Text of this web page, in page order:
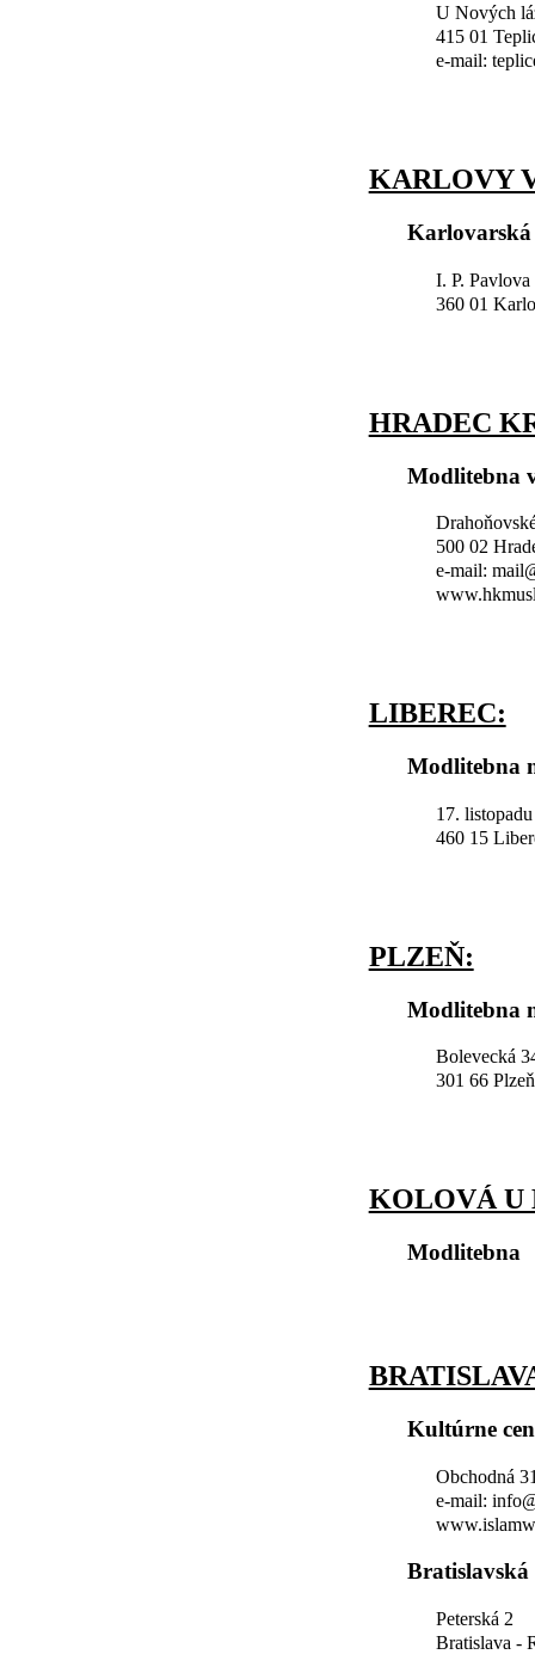
U Nových
415 01
e-mail:
KARLOVY
I. P. Pavlova
360 01
HRADEC
Modlitebna
500 02
e-mail:
LIBEREC:
Modlitebna
17.
460 15
PLZEŇ:
Modlitebna
Bolevecká
301 66 Plzeň
KOLOVÁ U
Modlitebna
Kultúrne
Obchodná
e-mail:
Peterská 2
Bratislava -